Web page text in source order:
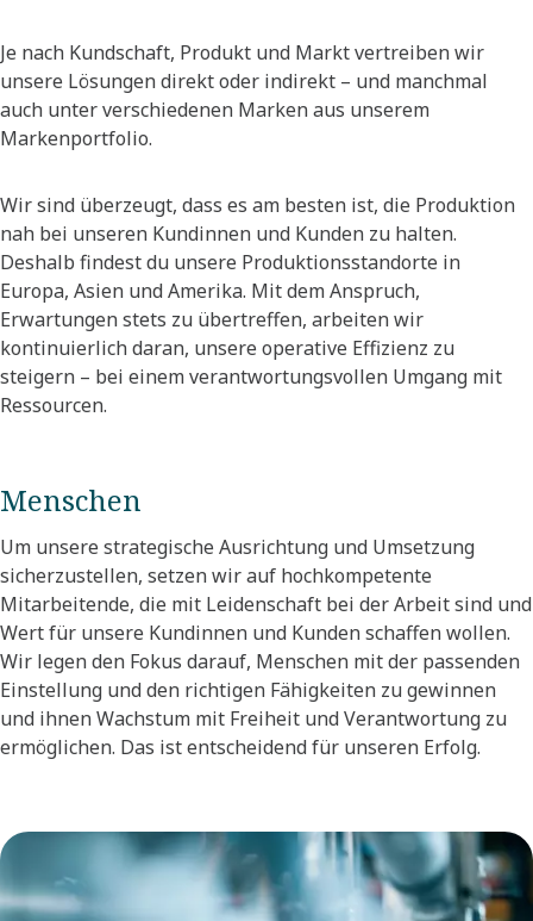
Je nach Kundschaft, Produkt und Markt vertreiben wir
unsere Lösungen direkt oder indirekt – und manchmal
auch unter verschiedenen Marken aus unserem
Markenportfolio.
Wir sind überzeugt, dass es am besten ist, die Produktion
nah bei unseren Kundinnen und Kunden zu halten.
Deshalb findest du unsere Produktionsstandorte in
Europa, Asien und Amerika. Mit dem Anspruch,
Erwartungen stets zu übertreffen, arbeiten wir
kontinuierlich daran, unsere operative Effizienz zu
steigern – bei einem verantwortungsvollen Umgang mit
Ressourcen.
Menschen
Um unsere strategische Ausrichtung und Umsetzung
sicherzustellen, setzen wir auf hochkompetente
Mitarbeitende, die mit Leidenschaft bei der Arbeit sind und
Wert für unsere Kundinnen und Kunden schaffen wollen.
Wir legen den Fokus darauf, Menschen mit der passenden
Einstellung und den richtigen Fähigkeiten zu gewinnen
und ihnen Wachstum mit Freiheit und Verantwortung zu
ermöglichen. Das ist entscheidend für unseren Erfolg.